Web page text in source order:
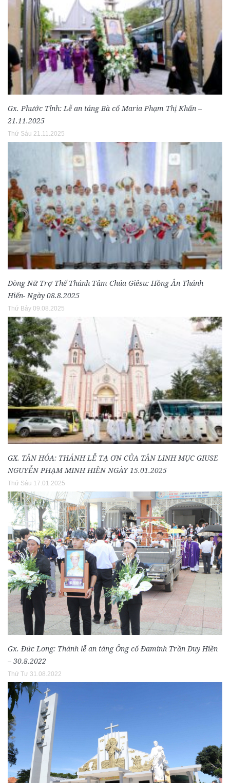
Gx. Phước Tỉnh: Lễ an táng Bà cố Maria Phạm Thị Khấn –
21.11.2025
Thứ Sáu 21.11.2025
Dòng Nữ Trợ Thế Thánh Tâm Chúa Giêsu: Hồng Ân Thánh
Hiến- Ngày 08.8.2025
Thứ Bảy 09.08.2025
GX. TÂN HÓA: THÁNH LỄ TẠ ƠN CỦA TÂN LINH MỤC GIUSE
NGUYỄN PHẠM MINH HIỀN NGÀY 15.01.2025
Thứ Sáu 17.01.2025
Gx. Đức Long: Thánh lễ an táng Ông cố Đaminh Trần Duy Hiền
– 30.8.2022
Thứ Tư 31.08.2022